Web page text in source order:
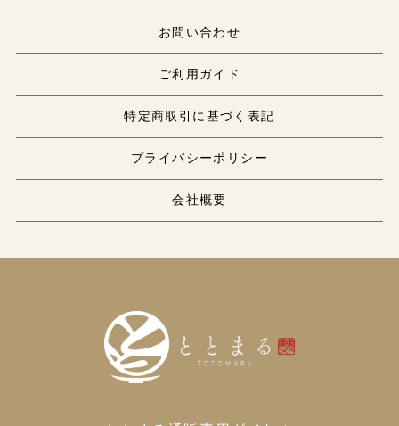
お問い合わせ
ご利用ガイド
特定商取引に基づく表記
プライバシーポリシー
会社概要